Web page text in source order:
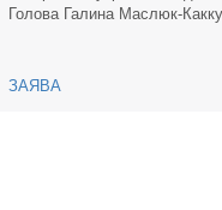
Голова Галина Маслюк-Какку
ЗАЯВА